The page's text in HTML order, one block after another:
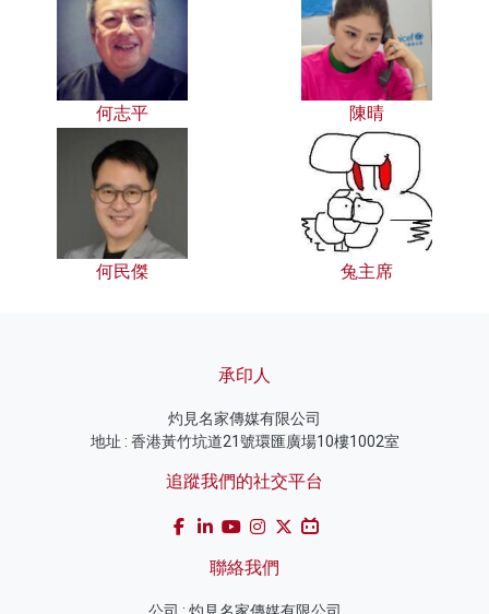
何志平 陳晴
何民傑 兔主席
承印人
灼見名家傳媒有限公司
地址 : 香港黃竹坑道21號環匯廣場10樓1002室
追蹤我們的社交平台
聯絡我們